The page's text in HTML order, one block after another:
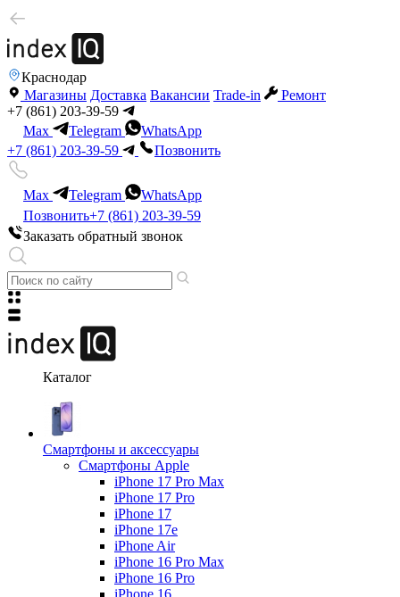
Краснодар
Магазины Доставка Вакансии Trade-in
Ремонт
+7 (861) 203-39-59
Max
Telegram
WhatsApp
+7 (861) 203-39-59
Позвонить
Max Telegram
WhatsApp
Позвонить+7 (861) 203-39-59
Заказать обратный звонок
Каталог
Смартфоны и аксессуары
Смартфоны Apple
iPhone 17 Pro Max
iPhone 17 Pro
iPhone 17
iPhone 17e
iPhone Air
iPhone 16 Pro Max
iPhone 16 Pro
iPhone 16